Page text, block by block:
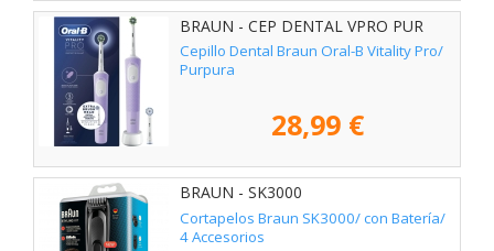
BRAUN - CEP DENTAL VPRO PUR
Cepillo Dental Braun Oral-B Vitality Pro/
Purpura
28,99 €
BRAUN - SK3000
Cortapelos Braun SK3000/ con Batería/
4 Accesorios